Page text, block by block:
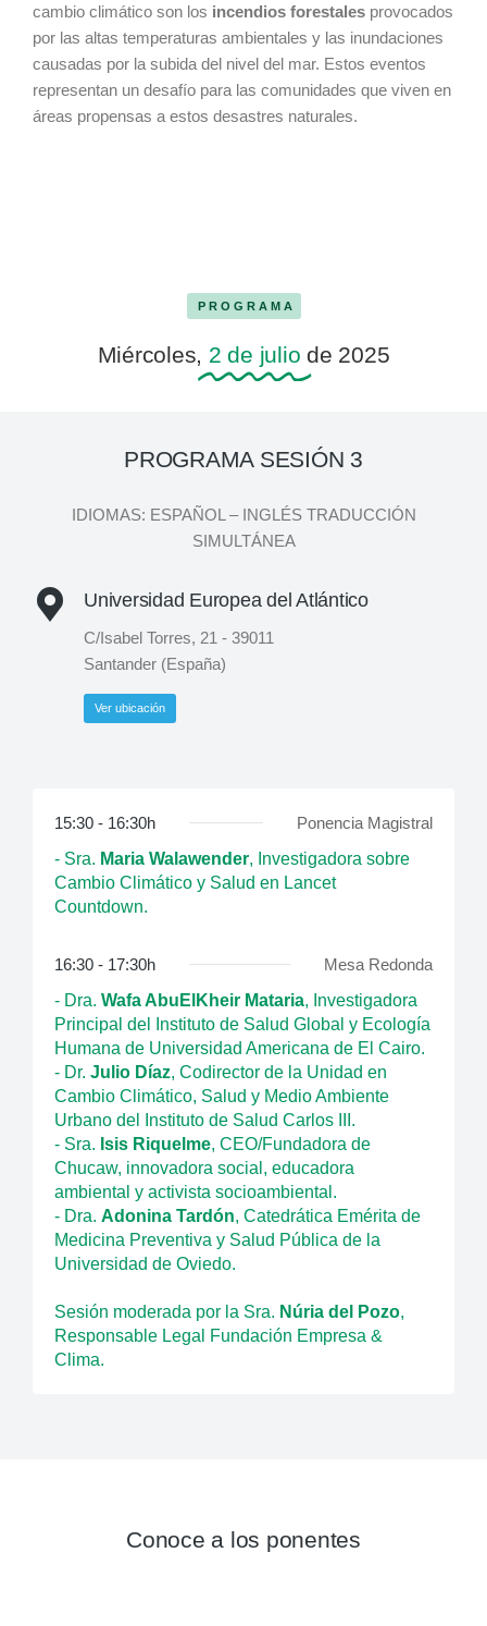
cambio climático son los incendios forestales provocados
por las altas temperaturas ambientales y las inundaciones
causadas por la subida del nivel del mar. Estos eventos
representan un desafío para las comunidades que viven en
áreas propensas a estos desastres naturales.
PROGRAMA
Miércoles, 2 de julio de 2025
PROGRAMA SESIÓN 3
IDIOMAS: ESPAÑOL – INGLÉS TRADUCCIÓN
SIMULTÁNEA
Universidad Europea del Atlántico
C/Isabel Torres, 21 - 39011
Santander (España)
Ver ubicación
15:30 - 16:30h
Ponencia Magistral
- Sra. Maria Walawender, Investigadora sobre
Cambio Climático y Salud en Lancet
Countdown.
16:30 - 17:30h
Mesa Redonda
- Dra. Wafa AbuElKheir Mataria, Investigadora
Principal del Instituto de Salud Global y Ecología
Humana de Universidad Americana de El Cairo.
- Dr. Julio Díaz, Codirector de la Unidad en
Cambio Climático, Salud y Medio Ambiente
Urbano del Instituto de Salud Carlos III.
- Sra. Isis Riquelme, CEO/Fundadora de
Chucaw, innovadora social, educadora
ambiental y activista socioambiental.
- Dra. Adonina Tardón, Catedrática Emérita de
Medicina Preventiva y Salud Pública de la
Universidad de Oviedo.
Sesión moderada por la Sra. Núria del Pozo,
Responsable Legal Fundación Empresa &
Clima.
Conoce a los ponentes